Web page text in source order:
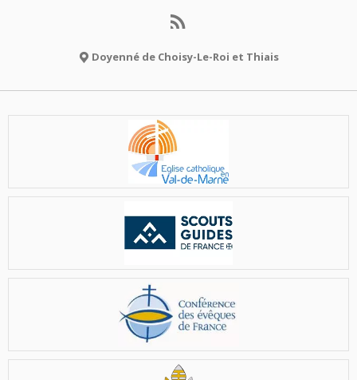
Doyenné de Choisy-Le-Roi et Thiais